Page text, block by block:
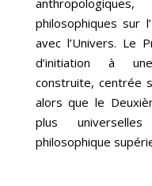
philosophiques sur
avec l’Univers. Le
d’initiation à
construite, centrée
alors que le
plus
philosophique